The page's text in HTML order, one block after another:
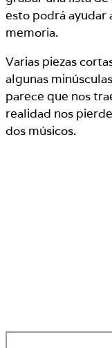
esto podrá ayudar
memoria.
Varias piezas
algunas
parece que nos
realidad nos
dos músicos.